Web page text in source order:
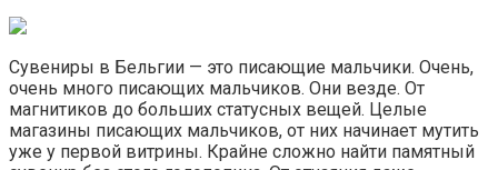
Сувениры в Бельгии — это писающие мальчики. Очень,
очень много писающих мальчиков. Они везде. От
магнитиков до больших статусных вещей. Целые
магазины писающих мальчиков, от них начинает мутить
уже у первой витрины. Крайне сложно найти памятный